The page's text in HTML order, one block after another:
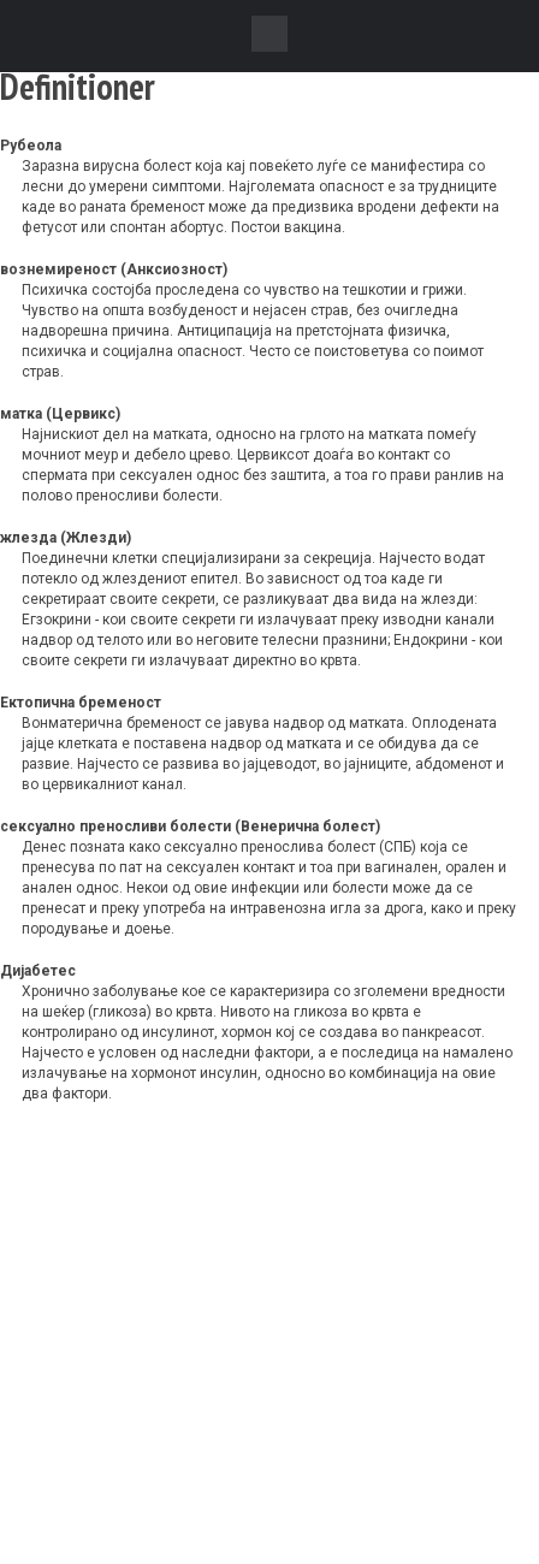
Definitioner
Рубеола
Заразна вирусна болест која кај повеќето луѓе се манифестира со
лесни до умерени симптоми. Најголемата опасност е за трудниците
каде во раната бременост може да предизвика вродени дефекти на
фетусот или спонтан абортус. Постои вакцина.
вознемиреност (Анксиозност)
Психичка состојба проследена со чувство на тешкотии и грижи.
Чувство на општа возбуденост и нејасен страв, без очигледна
надворешна причина. Антиципација на претстојната физичка,
психичка и социјална опасност. Често се поистоветува со поимот
страв.
матка (Цервикс)
Најнискиот дел на матката, односно на грлото на матката помеѓу
мочниот меур и дебело црево. Цервиксот доаѓа во контакт со
спермата при сексуален однос без заштита, а тоа го прави ранлив на
полово преносливи болести.
жлезда (Жлезди)
Поединечни клетки специјализирани за секреција. Најчесто водат
потекло од жлездениот епител. Во зависност од тоа каде ги
секретираат своите секрети, се разликуваат два вида на жлезди:
Егзокрини - кои своите секрети ги излачуваат преку изводни канали
надвор од телото или во неговите телесни празнини; Ендокрини - кои
своите секрети ги излачуваат директно во крвта.
Ектопична бременост
Вонматерична бременост се јавува надвор од матката. Оплодената
јајце клетката е поставена надвор од матката и се обидува да се
развие. Најчесто се развива во јајцеводот, во јајниците, абдоменот и
во цервикалниот канал.
сексуално преносливи болести (Венерична болест)
Денес позната како сексуално пренослива болест (СПБ) која се
пренесува по пат на сексуален контакт и тоа при вагинален, орален и
анален однос. Некои од овие инфекции или болести може да се
пренесат и преку употреба на интравенозна игла за дрога, како и преку
породување и доење.
Дијабетес
Хронично заболување кое се карактеризира со зголемени вредности
на шеќер (гликоза) во крвта. Нивото на гликоза во крвта е
контролирано од инсулинот, хормон кој се создава во панкреасот.
Најчесто е условен од наследни фактори, а е последица на намалено
излачување на хормонот инсулин, односно во комбинација на овие
два фактори.